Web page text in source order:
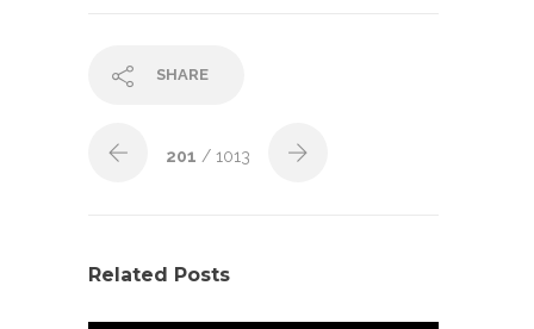
SHARE
201 / 1013
Related Posts